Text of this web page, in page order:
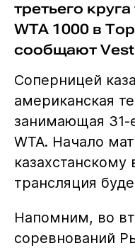
третьего
WTA 1000 в
сообщают
Соперницей
американская
занимающая 31-
WTA. Начало
трансляция
Напомним, во
соревнований